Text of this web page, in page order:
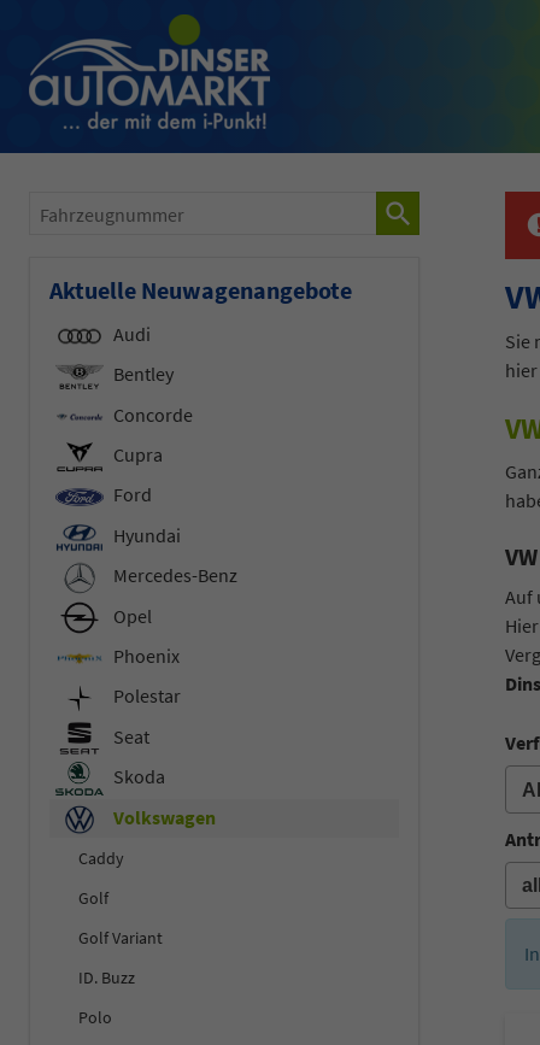
Sie
Auf
Fahrzeugnummer
Aktuelle Neuwagenangebote
Audi
Bentley
Concorde
Cupra
Ford
Hyundai
Mercedes-Benz
Opel
Phoenix
Polestar
Seat
Skoda
Volkswagen
Caddy
Golf
Golf Variant
ID. Buzz
Polo